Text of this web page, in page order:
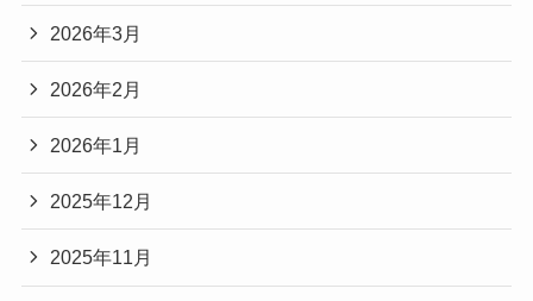
2026年3月
2026年2月
2026年1月
2025年12月
2025年11月